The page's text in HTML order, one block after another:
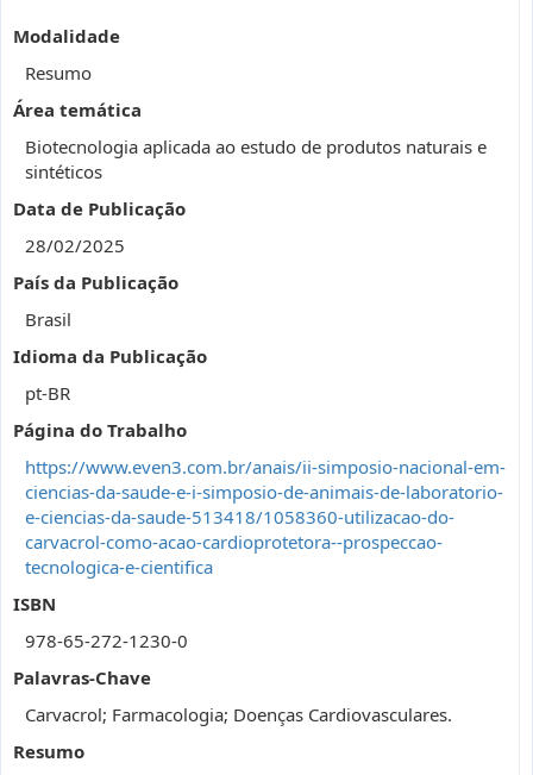
Modalidade
Resumo
Área temática
Biotecnologia aplicada ao estudo de produtos naturais e
sintéticos
Data de Publicação
28/02/2025
País da Publicação
Brasil
Idioma da Publicação
pt-BR
Página do Trabalho
https://www.even3.com.br/anais/ii-simposio-nacional-em-
ciencias-da-saude-e-i-simposio-de-animais-de-laboratorio-
e-ciencias-da-saude-513418/1058360-utilizacao-do-
carvacrol-como-acao-cardioprotetora--prospeccao-
tecnologica-e-cientifica
ISBN
978-65-272-1230-0
Palavras-Chave
Carvacrol; Farmacologia; Doenças Cardiovasculares.
Resumo